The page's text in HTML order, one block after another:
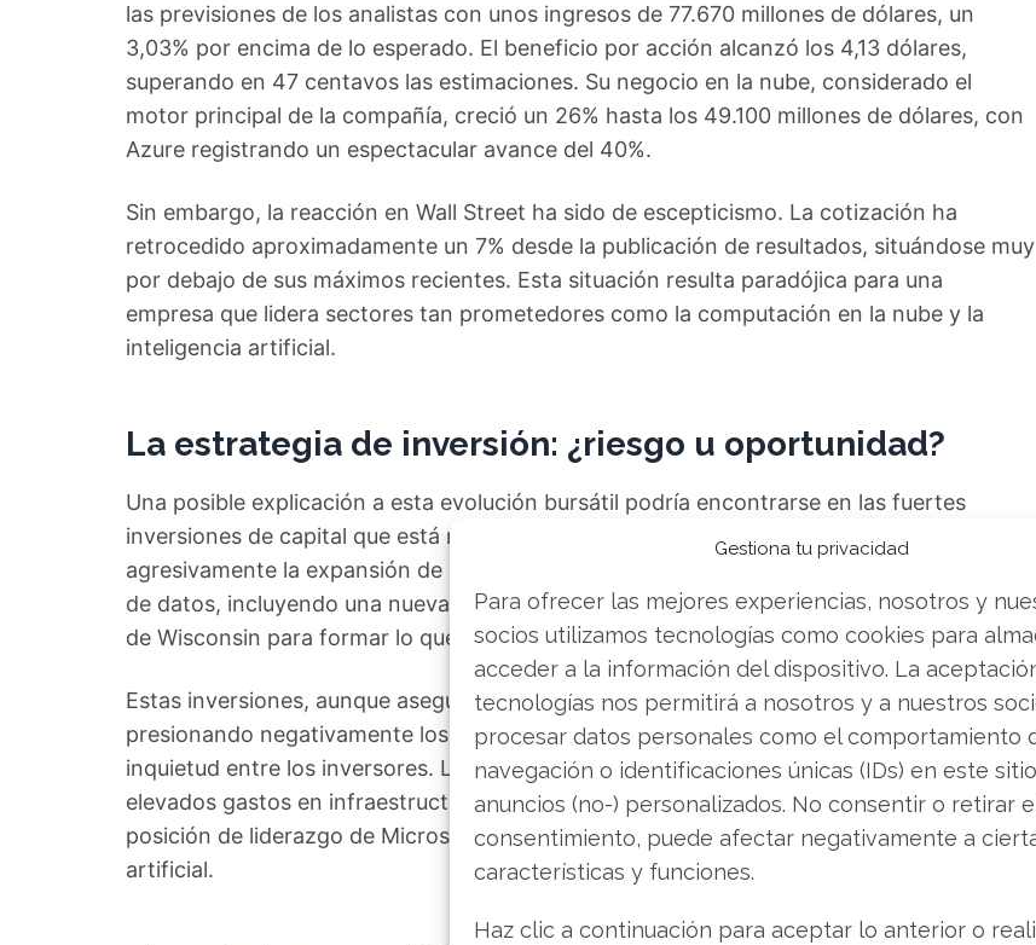
Gestiona tu privacidad
Para ofrecer las mejores experiencias, nosotros y
socios utilizamos tecnologías como cookies para
acceder a la información del dispositivo. La
tecnologías nos permitirá a nosotros y a nuestros
procesar datos personales como el comportamiento
navegación o identificaciones únicas (IDs) en este
anuncios (no-) personalizados. No consentir o retirar
consentimiento, puede afectar negativamente a
características y funciones.
Haz clic a continuación para aceptar lo anterior o
las previsiones de los analistas con unos ingresos de 77.670 millones de dólares, un
3,03% por encima de lo esperado. El beneficio por acción alcanzó los 4,13 dólares,
superando en 47 centavos las estimaciones. Su negocio en la nube, considerado el
motor principal de la compañía, creció un 26% hasta los 49.100 millones de dólares, con
Azure registrando un espectacular avance del 40%.
Sin embargo, la reacción en Wall Street ha sido de escepticismo. La cotización ha
retrocedido aproximadamente un 7% desde la publicación de resultados, situándose muy
por debajo de sus máximos recientes. Esta situación resulta paradójica para una
empresa que lidera sectores tan prometedores como la computación en la nube y la
inteligencia artificial.
La estrategia de inversión: ¿riesgo u oportunidad?
Una posible explicación a esta evolución bursátil podría encontrarse en las fuertes
inversiones de capital que está realizando la compañía. Microsoft está impulsando
agresivamente la expansión de su infraestructura de inteligencia artificial y sus centros
de datos, incluyendo una nueva instalación en Atlanta que se conectará con el complejo
de Wisconsin para formar lo que denominan un "masivo supercomputador".
Estas inversiones, aunque aseguran el potencial de crecimiento a largo plazo, están
presionando negativamente los márgenes a corto plazo y parecen estar generando
inquietud entre los inversores. Los mercados están mostrando cierta reticencia ante los
elevados gastos en infraestructura de IA, a pesar de que estas inversiones consolidan la
posición de liderazgo de Microsoft en la carrera por la supremacía en inteligencia
artificial.